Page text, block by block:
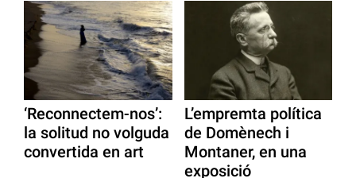
‘Reconnectem-nos’:
la solitud no volguda
convertida en art
L’empremta política
de Domènech i
Montaner, en una
exposició